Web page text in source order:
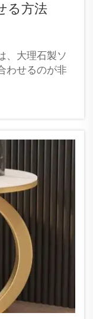
る方法
、大理石製ソ
わせるのが非
も美しく、
らします。
製ソープディ